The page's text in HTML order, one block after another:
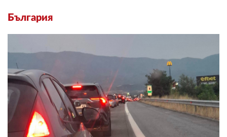
България